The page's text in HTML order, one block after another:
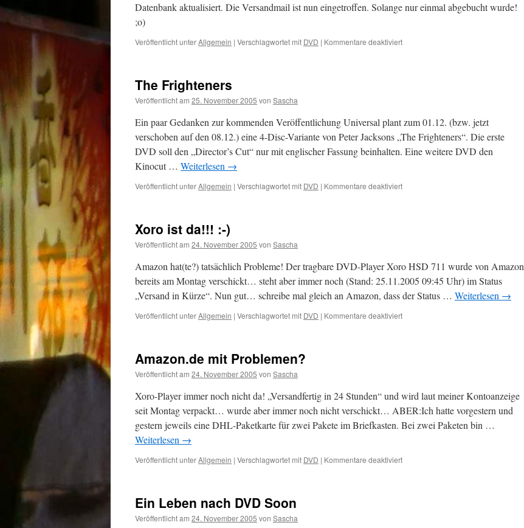
Datenbank aktualisiert. Die Versandmail ist nun eingetroffen. Solange nur einmal abgebucht wurde!
;o)
Veröffentlicht unterAllgemein | Verschlagwortet mit DVD | Kommentare deaktiviertfür
The Frighteners
Veröffentlicht am 25. November 2005 von Sascha
Ein paar Gedanken zur kommenden Veröffentlichung Universal plant zum 01.12. (bzw. jetzt
verschoben auf den 08.12.) eine 4-Disc-Variante von Peter Jacksons „The Frighteners“. Die erste
DVD soll den „Director’s Cut“ nur mit englischer Fassung beinhalten. Eine weitere DVD den
Kinocut … Weiterlesen →
Veröffentlicht unterAllgemein | Verschlagwortet mit DVD | Kommentare deaktiviertfür
Xoro ist da!!! :-)
Veröffentlicht am 24. November 2005 von Sascha
Amazon hat(te?) tatsächlich Probleme! Der tragbare DVD-Player Xoro HSD 711 wurde von Amazon
bereits am Montag verschickt… steht aber immer noch (Stand: 25.11.2005 09:45 Uhr) im Status
„Versand in Kürze“. Nun gut… schreibe mal gleich an Amazon, dass der Status … Weiterlesen →
Veröffentlicht unterAllgemein | Verschlagwortet mit DVD | Kommentare deaktiviertfür
Amazon.de mit Problemen?
Veröffentlicht am 24. November 2005 von Sascha
Xoro-Player immer noch nicht da! „Versandfertig in 24 Stunden“ und wird laut meiner Kontoanzeige
seit Montag verpackt… wurde aber immer noch nicht verschickt… ABER:Ich hatte vorgestern und
gestern jeweils eine DHL-Paketkarte für zwei Pakete im Briefkasten. Bei zwei Paketen bin …
Weiterlesen →
Veröffentlicht unterAllgemein | Verschlagwortet mit DVD | Kommentare deaktiviertfür
Ein Leben nach DVD Soon
Veröffentlicht am 24. November 2005 von Sascha